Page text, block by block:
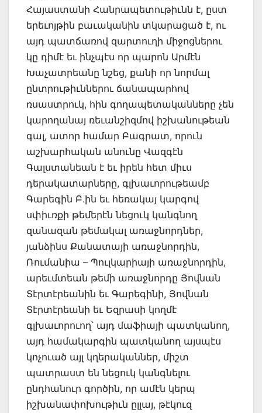
Հայաստանի Հանրապետութիւնն է, ըստ
երեւոյթին բաւականին տկարացած է, ու
այդ պատճառով զարտուղի միջոցներու
կը դիմէ եւ ինչպէս որ պարոն Արմէն
Խաչատրեանը նշեց, քանի որ նորմալ
ընտրութիւններու ճանապարհով
ռսաստրուկ, հին գողապետականները չեն
կարողանայ ռեւանշիզմով իշխանութեան
գալ, ատոր համար Բագրատ, որուն
աշխարհական անունը Վազգէն
Գալստանեան է եւ իրեն հետ միւս
դերակատարները, գլխաւորութեամբ
Գարեգին Բ.ին եւ հեռակայ կարգով
սփիւռքի թեմերէն նեցուկ կանգնող
զանազան թեմակալ առաջնորդներ,
յանձինս Քանատայի առաջնորդին,
Ռումանիա – Պուլկարիայի առաջնորդին,
արեւմտեան թեմի առաջնորդը Յովնան
Տէրտէրեանին եւ Գարեգինի, Յովնան
Տէրտէրեանի եւ Եզրասի կողմէ
գլխաւորուող՝ այդ մաֆիայի պատկանող,
այդ համակարգին պատկանող այսպէս
կոչուած այլ կղերականներ, միշտ
պատրաստ են նեցուկ կանգնելու
ընդհանուր գործին, որ ամէն կերպ
իշխանափոխութիւն ըլլայ, թէկուզ